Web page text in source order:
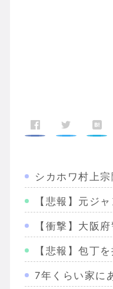
シカホワ村上
【悲報】元ジ
【衝撃】大阪
【悲報】包丁
7年くらい家に